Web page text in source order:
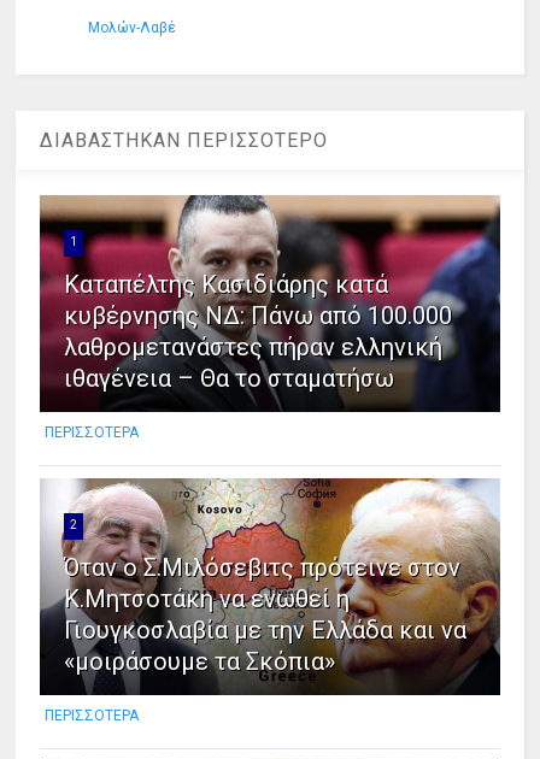
Μολών-Λαβέ
ΔΙΑΒΑΣΤΗΚΑΝ ΠΕΡΙΣΣΟΤΕΡΟ
1
Καταπέλτης Κασιδιάρης κατά
κυβέρνησης ΝΔ: Πάνω από 100.000
λαθρομετανάστες πήραν ελληνική
ιθαγένεια – Θα το σταματήσω
ΠΕΡΙΣΣΟΤΕΡΑ
2
Όταν ο Σ.Μιλόσεβιτς πρότεινε στον
Κ.Μητσοτάκη να ενωθεί η
Γιουγκοσλαβία με την Ελλάδα και να
«μοιράσουμε τα Σκόπια»
ΠΕΡΙΣΣΟΤΕΡΑ